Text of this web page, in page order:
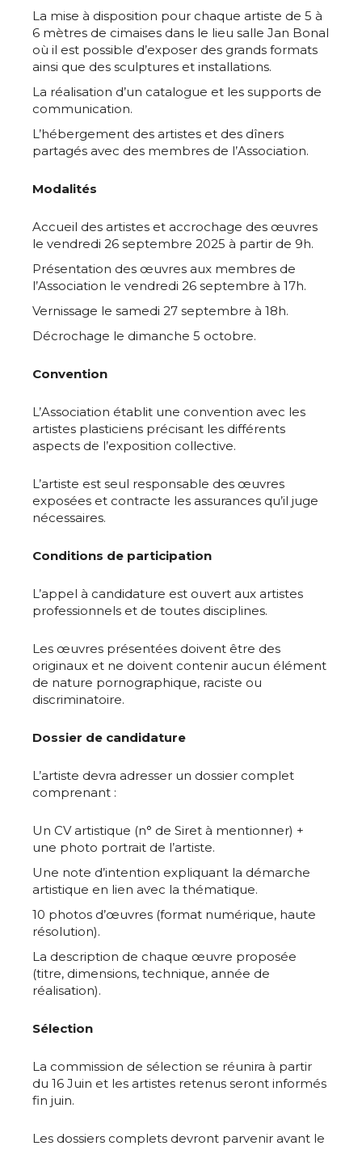
Nom
Prénom
J'accepte lestermes et conditions
* Champ obligatoire
Adresse email*
Nom
Prénom
Statut / Organisation
* Champ obligatoire
La mise à disposition pour chaque artiste de 5 à
6 mètres de cimaises dans le lieu salle Jan Bonal
où il est possible d’exposer des grands formats
ainsi que des sculptures et installations.
La réalisation d’un catalogue et les supports de
communication.
L’hébergement des artistes et des dîners
partagés avec des membres de l’Association.
Modalités
Accueil des artistes et accrochage des œuvres
le vendredi 26 septembre 2025 à partir de 9h.
Présentation des œuvres aux membres de
l’Association le vendredi 26 septembre à 17h.
Vernissage le samedi 27 septembre à 18h.
Décrochage le dimanche 5 octobre.
Convention
L’Association établit une convention avec les
artistes plasticiens précisant les différents
aspects de l’exposition collective.
L’artiste est seul responsable des œuvres
exposées et contracte les assurances qu’il juge
nécessaires.
Conditions de participation
L’appel à candidature est ouvert aux artistes
professionnels et de toutes disciplines.
Les œuvres présentées doivent être des
originaux et ne doivent contenir aucun élément
de nature pornographique, raciste ou
discriminatoire.
Dossier de candidature
L’artiste devra adresser un dossier complet
comprenant :
Un CV artistique (n° de Siret à mentionner) +
une photo portrait de l’artiste.
Une note d’intention expliquant la démarche
artistique en lien avec la thématique.
10 photos d’œuvres (format numérique, haute
résolution).
La description de chaque œuvre proposée
(titre, dimensions, technique, année de
réalisation).
Sélection
La commission de sélection se réunira à partir
du 16 Juin et les artistes retenus seront informés
fin juin.
Les dossiers complets devront parvenir avant le